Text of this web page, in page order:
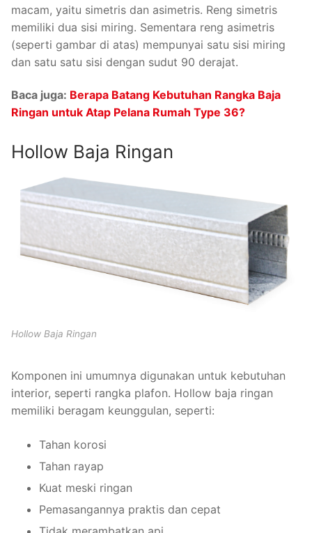
macam, yaitu simetris dan asimetris. Reng simetris
memiliki dua sisi miring. Sementara reng asimetris
(seperti gambar di atas) mempunyai satu sisi miring
dan satu satu sisi dengan sudut 90 derajat.
Baca juga: Berapa Batang Kebutuhan Rangka Baja
Ringan untuk Atap Pelana Rumah Type 36?
Hollow Baja Ringan
Hollow Baja Ringan
Komponen ini umumnya digunakan untuk kebutuhan
interior, seperti rangka plafon. Hollow baja ringan
memiliki beragam keunggulan, seperti:
Tahan korosi
Tahan rayap
Kuat meski ringan
Pemasangannya praktis dan cepat